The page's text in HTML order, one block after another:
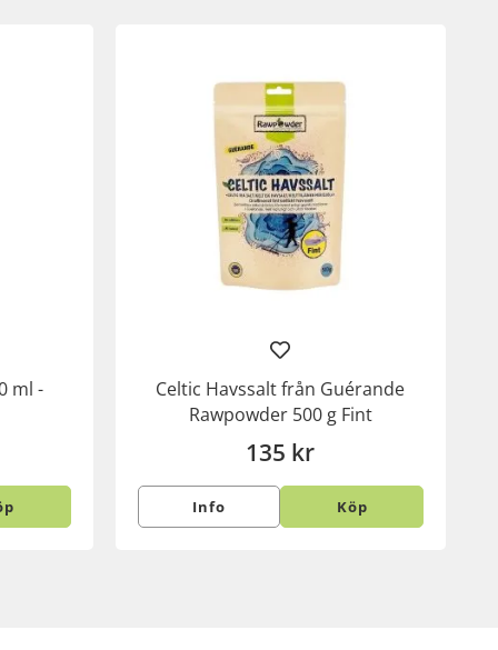
ml -
Celtic Havssalt från Guérande
Rawpowder 500 g Fint
135 kr
Info Köp